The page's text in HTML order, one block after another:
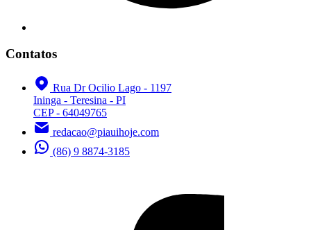
Contatos
Rua Dr Ocilio Lago - 1197
Ininga - Teresina - PI
CEP - 64049765
redacao@piauihoje.com
(86) 9 8874-3185